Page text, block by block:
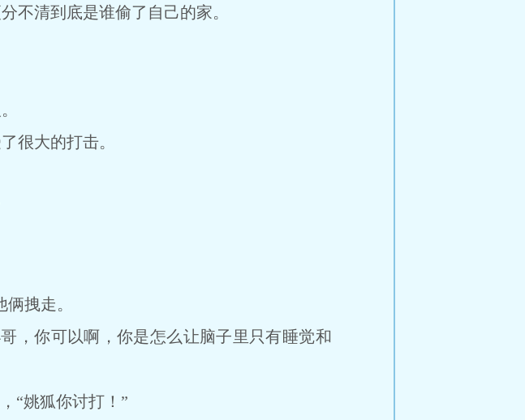
清到底是谁偷了自己的家。
很大的打击。
拽走。
你可以啊，你是怎么让脑子里只有睡觉和
“姚狐你讨打！”